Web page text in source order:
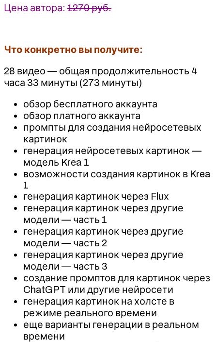
Цена автора: 1270 руб.
Что конкретно вы получите:
28 видео — общая продолжительность 4
часа 33 минуты (273 минуты)
обзор бесплатного аккаунта
обзор платного аккаунта
промпты для создания нейросетевых
картинок
генерация нейросетевых картинок —
модель Krea 1
возможности создания картинок в Krea
1
генерация картинок через Fluх
генерация картинок через другие
модели — часть 1
генерация картинок через другие
модели — часть 2
генерация картинок через другие
модели — часть 3
создание промптов для картинок через
ChatGPT или другие нейросети
генерация картинок на холсте в
режиме реального времени
еще варианты генерации в реальном
времени